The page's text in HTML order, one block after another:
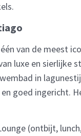
van de meest
luxe en sierlijke
in
goed ingericht.
(ontbijt,